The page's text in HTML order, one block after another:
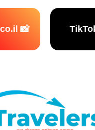
📸 Instagram - travelers.co.il